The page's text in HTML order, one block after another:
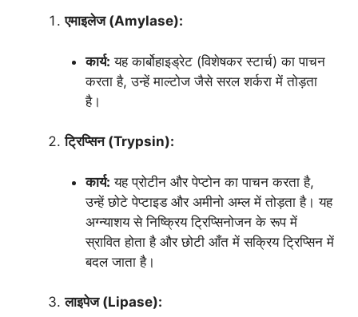
एमाइलेज (Amylase):
कार्य: यह कार्बोहाइड्रेट (विशेषकर स्टार्च) का पाचन
करता है, उन्हें माल्टोज जैसे सरल शर्करा में तोड़ता
है।
ट्रिप्सिन (Trypsin):
कार्य: यह प्रोटीन और पेप्टोन का पाचन करता है,
उन्हें छोटे पेप्टाइड और अमीनो अम्ल में तोड़ता है। यह
अग्न्याशय से निष्क्रिय ट्रिप्सिनोजन के रूप में
स्रावित होता है और छोटी आँत में सक्रिय ट्रिप्सिन में
बदल जाता है।
लाइपेज (Lipase):